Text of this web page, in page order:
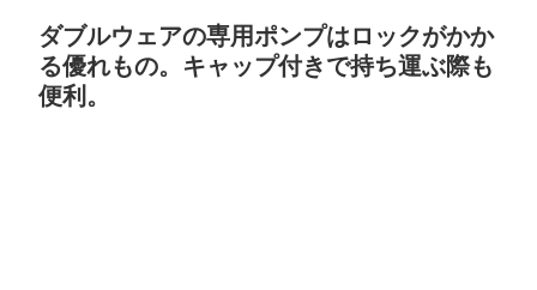
ダブルウェアの専用ポンプはロックがかか
る優れもの。キャップ付きで持ち運ぶ際も
便利。